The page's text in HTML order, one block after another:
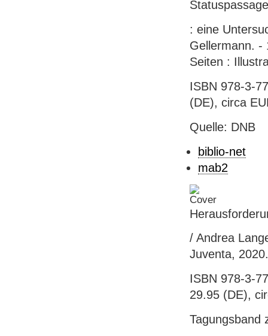
Statuspassage
: eine
Gellermann. -
Seiten :
ISBN 978-3-
(DE), circa
Quelle: DNB
biblio-net
mab2
/ Andrea
Juventa,
ISBN 978-3-
29.95 (DE),
Tagungsband